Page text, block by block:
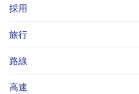
採用
旅行
路線
高速